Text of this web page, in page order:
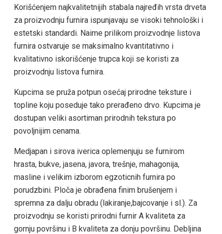
Korišćenjem najkvalitetnijih stabala najređih vrsta drveta
za proizvodnju furnira ispunjavaju se visoki tehnološki i
estetski standardi. Naime prilikom proizvodnje listova
furnira ostvaruje se maksimalno kvantitativno i
kvalitativno iskorišćenje trupca koji se koristi za
proizvodnju listova furnira.
Kupcima se pruža potpun osećaj prirodne teksture i
topline koju poseduje tako prerađeno drvo. Kupcima je
dostupan veliki asortiman prirodnih tekstura po
povoljnijim cenama.
Medjapan i sirova iverica oplemenjuju se furnirom
hrasta, bukve, jasena, javora, trešnje, mahagonija,
masline i velikim izborom egzoticnih furnira po
porudzbini. Ploča je obrađena finim brušenjem i
spremna za dalju obradu (lakiranje,bajcovanje i sl.). Za
proizvodnju se koristi prirodni furnir A kvaliteta za
gornju površinu i B kvaliteta za donju površinu. Debljina